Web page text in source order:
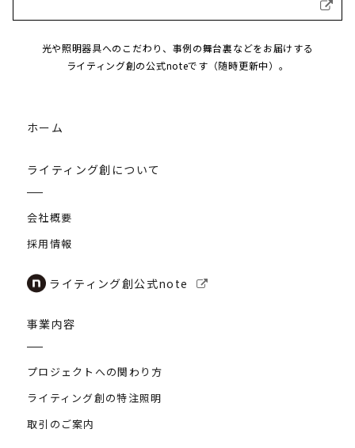
光や照明器具へのこだわり、事例の舞台裏などをお届けする
ライティング創の公式noteです（随時更新中）。
ホーム
ライティング創について
会社概要
採用情報
ライティング創公式note
事業内容
プロジェクトへの関わり方
ライティング創の特注照明
取引のご案内